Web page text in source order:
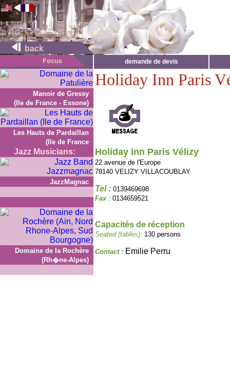
back
demande de devis
Manoir de Gressy
(Ile de France - Essone)
Les Hauts de Pardaillan
(Ile de France
Jazz Musicians:
JazzMagnac
Domaine de la Rochère
(Rh�ne-Alpes)
Holiday Inn Paris
Holiday Inn Paris Vélizy
22 avenue de l'Europe
78140 VELIZY VILLACOUBLAY
Tel : 0139469698
Fax : 0134659521
Capacités de réception
Seated (tables): 130 persons
Contact : Emilie Perru